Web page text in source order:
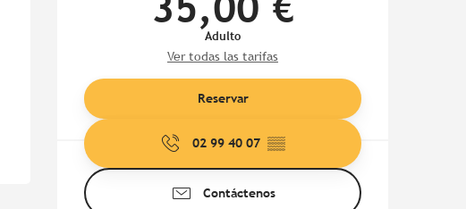
Adulto
Ver todas las tarifas
Reservar
02 99 40 07 ▒▒
Contáctenos